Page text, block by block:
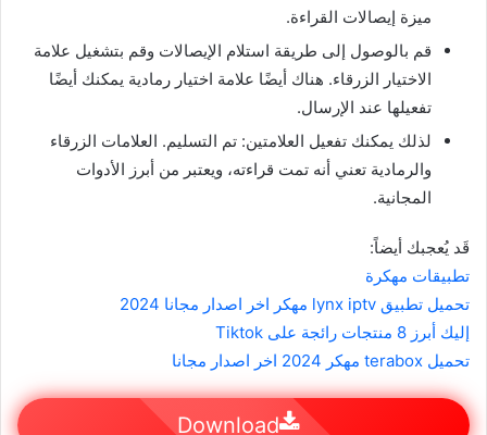
ميزة إيصالات القراءة.
قم بالوصول إلى طريقة استلام الإيصالات وقم بتشغيل علامة
الاختيار الزرقاء. هناك أيضًا علامة اختيار رمادية يمكنك أيضًا
تفعيلها عند الإرسال.
لذلك يمكنك تفعيل العلامتين: تم التسليم. العلامات الزرقاء
والرمادية تعني أنه تمت قراءته، ويعتبر من أبرز الأدوات
المجانية.
قَد يُعجبك أيضاً:
تطبيقات مهكرة
تحميل تطبيق lynx iptv مهكر اخر اصدار مجانا 2024
إليك أبرز 8 منتجات رائجة على Tiktok
تحميل terabox مهكر 2024 اخر اصدار مجانا
Download